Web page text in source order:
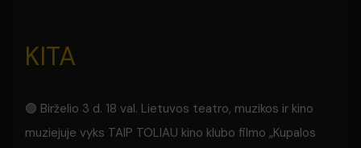
KITA
🟢 Birželio 3 d. 18 val. Lietuvos teatro, muzikos ir kino
muziejuje vyks TAIP TOLIAU kino klubo filmo „Kupalos